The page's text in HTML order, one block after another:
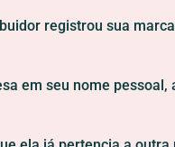
registrou sua
em seu nome pessoal,